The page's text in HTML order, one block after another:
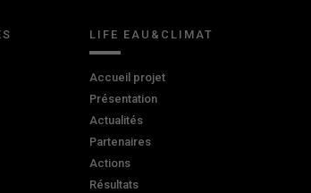
LIFE EAU&CLIMAT
Accueil projet
Présentation
Actualités
Partenaires
Actions
Résultats